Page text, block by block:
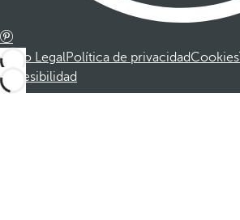
Aviso LegalPolítica de privacidadCookies
Accesibilidad